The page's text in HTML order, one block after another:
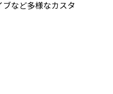
など多様なカスタ